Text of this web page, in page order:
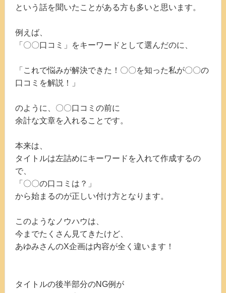
という話を聞いたことがある方も多いと思います。
例えば、
「〇〇口コミ」をキーワードとして選んだのに、
「これで悩みが解決できた！〇〇を知った私が〇〇の
口コミを解説！」
のように、〇〇口コミの前に
余計な文章を入れることです。
本来は、
タイトルは左詰めにキーワードを入れて作成するの
で、
「〇〇の口コミは？」
から始まるのが正しい付け方となります。
このようなノウハウは、
今までたくさん見てきたけど、
あゆみさんのX企画は内容が全く違います！
タイトルの後半部分のNG例が